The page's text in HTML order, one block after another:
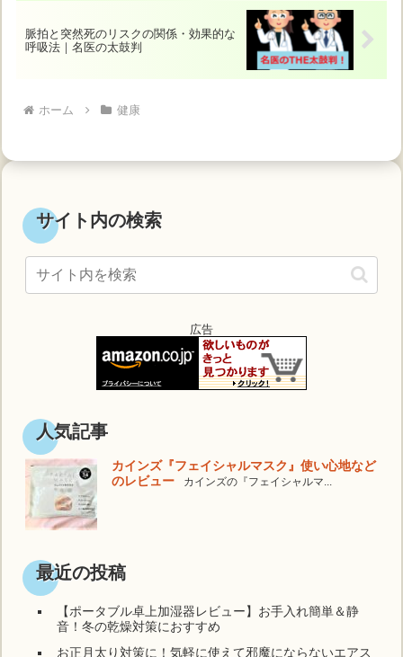
脈拍と突然死のリスクの関係・効果的な
呼吸法｜名医の太鼓判
ホーム 健康
サイト内の検索
広告
人気記事
カインズ『フェイシャルマスク』使い心地など
のレビュー
カインズの『フェイシャルマ...
最近の投稿
【ポータブル卓上加湿器レビュー】お手入れ簡単＆静
音！冬の乾燥対策におすすめ
お正月太り対策に！気軽に使えて邪魔にならないエアス